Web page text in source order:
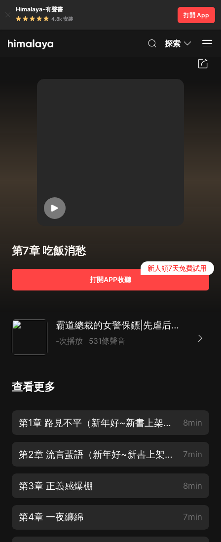
Himalaya-有聲書
4.8k 安裝
打開 App
探索
第7章 吃飯消愁
打開APP收聽
新人領7天免費試用
霸道總裁的女警保鏢|先虐后甜|AI多播
-次播放 531條聲音
查看更多
第1章 路見不平（新年好~新書上架，請訂閱支持，喜歡請點讚轉發） 8min
第2章 流言蜚語（新年好~新書上架，請訂閱支持，喜歡請點讚轉發） 7min
第3章 正義感爆棚 8min
第4章 一夜纏綿 7min